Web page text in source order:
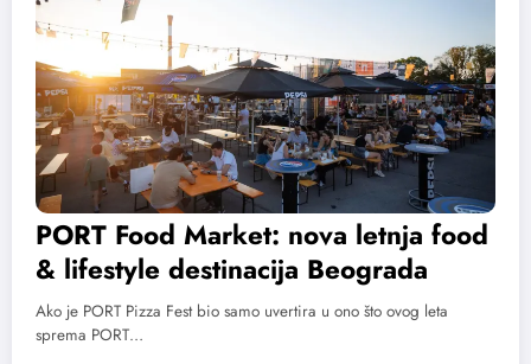
PORT Food Market: nova letnja food
& lifestyle destinacija Beograda
Ako je PORT Pizza Fest bio samo uvertira u ono što ovog leta
sprema PORT…